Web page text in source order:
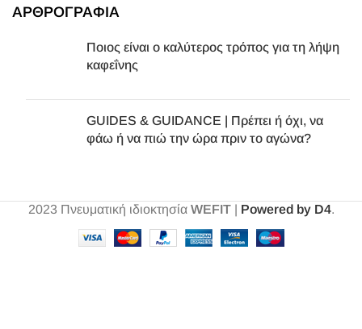
ΑΡΘΡΟΓΡΑΦΙΑ
Ποιος είναι ο καλύτερος τρόπος για τη λήψη
καφεΐνης
GUIDES & GUIDANCE | Πρέπει ή όχι, να
φάω ή να πιώ την ώρα πριν το αγώνα?
2023 Πνευματική ιδιοκτησία WEFIT| Powered by D4.